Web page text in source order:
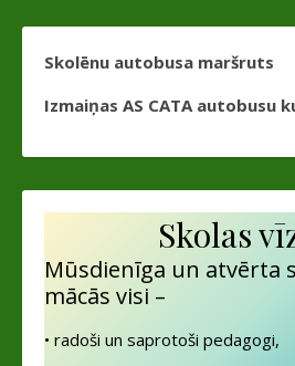
Skolēnu autobusa maršruts
Izmaiņas AS CATA autobusu
Skolas
Mūsdienīga un atvērta
mācās visi –
• radoši un saprotoši pedagogi,